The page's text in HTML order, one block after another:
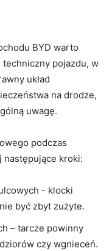
BYD warto
pojazdu, w
układ
na drodze,
uwagę.
‍podczas
następujące kroki:
⁤-‍ klocki
być zbyt ⁣zużyte.
– tarcze⁤ powinny
czy wgnieceń.